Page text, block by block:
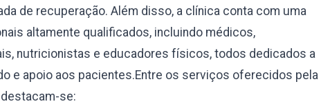
de recuperação. Além disso, a clínica conta com uma
altamente qualificados, incluindo médicos,
nutricionistas e educadores físicos, todos dedicados a
e apoio aos pacientes.Entre os serviços oferecidos pela
destacam-se: